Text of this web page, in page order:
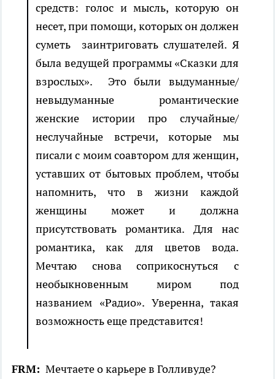
средств: голос и мысль, которую он
несет, при помощи, которых он должен
суметь заинтриговать слушателей. Я
была ведущей программы «Сказки для
взрослых». Это были выдуманные/
невыдуманные романтические
женские истории про случайные/
неслучайные встречи, которые мы
писали с моим соавтором для женщин,
уставших от бытовых проблем, чтобы
напомнить, что в жизни каждой
женщины может и должна
присутствовать романтика. Для нас
романтика, как для цветов вода.
Мечтаю снова соприкоснуться с
необыкновенным миром под
названием «Радио». Уверенна, такая
возможность еще представится!
FRM: Мечтаете о карьере в Голливуде?